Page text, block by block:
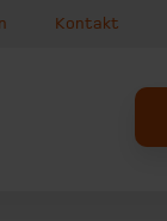
Kontakt